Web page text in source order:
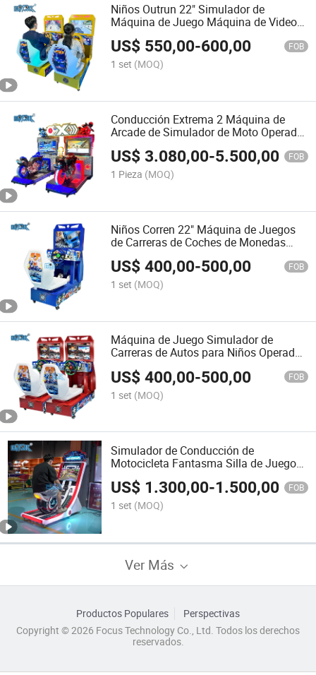
Niños Outrun 22" Simulador de
Máquina de Juego Máquina de Video
Máquina de Arcade Equipamiento de
Carreras
US$ 550,00-600,00 FOB
1 set (MOQ)
Conducción Extrema 2 Máquina de
Arcade de Simulador de Moto Operada
por Monedas
US$3.080,00-5.500,00 FOB
1 Pieza (MOQ)
Niños Corren 22" Máquina de Juegos
de Carreras de Coches de Monedas
Juegos de Carreras de Coches
US$400,00-500,00 FOB
1 set (MOQ)
Máquina de Juego Simulador de
Carreras de Autos para Niños Operada
US$400,00-500,00 FOB
1 set (MOQ)
Simulador de Conducción de
Motocicleta Fantasma Silla de Juegos
de Carreras Arcade 3D Máquina de
Juegos de Coches
US$ 1.300,00-1.500,00 FOB
1 set (MOQ)
Ver Más
Productos Populares
Perspectivas
Copyright © 2026 Focus Technology Co., Ltd. Todos los derechos
reservados.